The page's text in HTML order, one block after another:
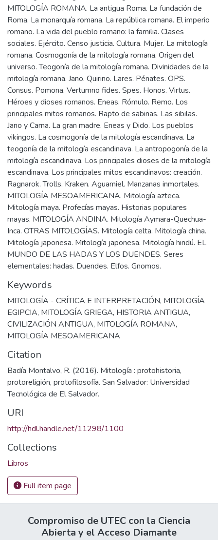
Keywords
MITOLOGÍA - CRÍTICA E INTERPRETACIÓN, MITOLOGÍA
EGIPCIA, MITOLOGÍA GRIEGA, HISTORIA ANTIGUA,
CIVILIZACIÓN ANTIGUA, MITOLOGÍA ROMANA,
MITOLOGÍA MESOAMERICANA
Citation
Badía Montalvo, R. (2016). Mitología : protohistoria,
protoreligión, protofilosofía. San Salvador: Universidad
Tecnológica de El Salvador.
URI
http://hdl.handle.net/11298/1100
Collections
Libros
Full item page
Compromiso de UTEC con la Ciencia
Abierta y el Acceso Diamante